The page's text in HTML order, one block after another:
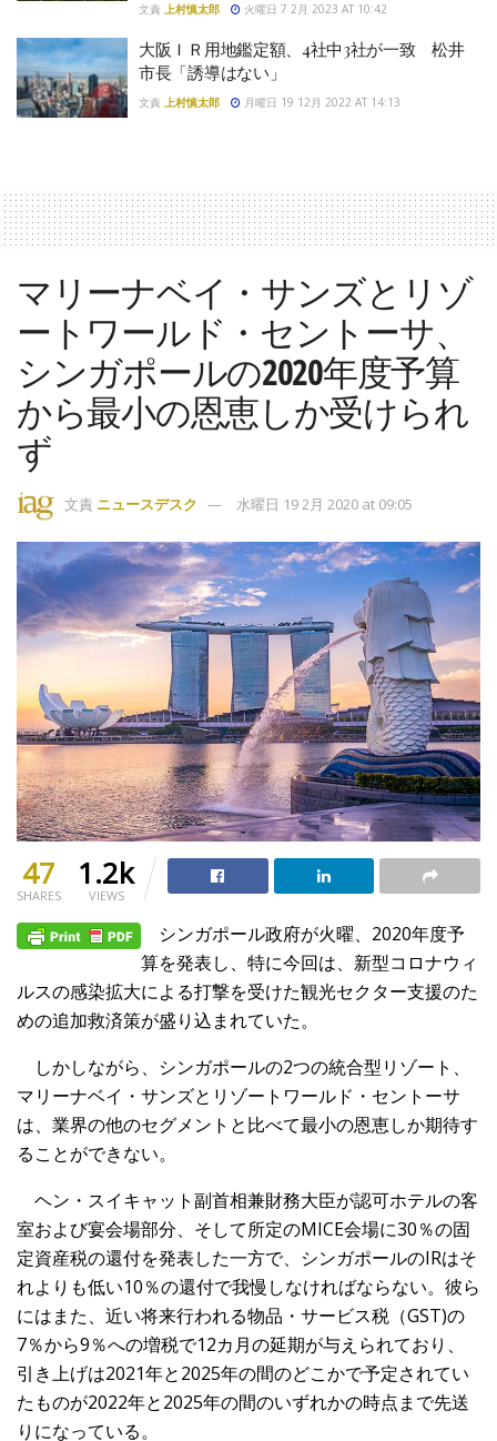
文責 上村慎太郎 火曜日 7 2月 2023 AT 10:42
大阪ＩＲ用地鑑定額、4社中3社が一致 松井
市長「誘導はない」
文責 上村慎太郎 月曜日 19 12月 2022 AT 14:13
マリーナベイ・サンズとリゾ
ートワールド・セントーサ、
シンガポールの2020年度予算
から最小の恩恵しか受けられ
ず
文責 ニュースデスク 水曜日 19 2月 2020 at 09:05
47
SHARES
1.2k
VIEWS
シンガポール政府が火曜、2020年度予
算を発表し、特に今回は、新型コロナウィ
ルスの感染拡大による打撃を受けた観光セクター支援のた
めの追加救済策が盛り込まれていた。
しかしながら、シンガポールの2つの統合型リゾート、
マリーナベイ・サンズとリゾートワールド・セントーサ
は、業界の他のセグメントと比べて最小の恩恵しか期待す
ることができない。
ヘン・スイキャット副首相兼財務大臣が認可ホテルの客
室および宴会場部分、そして所定のMICE会場に30％の固
定資産税の還付を発表した一方で、シンガポールのIRはそ
れよりも低い10％の還付で我慢しなければならない。彼ら
にはまた、近い将来行われる物品・サービス税（GST)の
7％から9％への増税で12カ月の延期が与えられており、
引き上げは2021年と2025年の間のどこかで予定されてい
たものが2022年と2025年の間のいずれかの時点まで先送
りになっている。